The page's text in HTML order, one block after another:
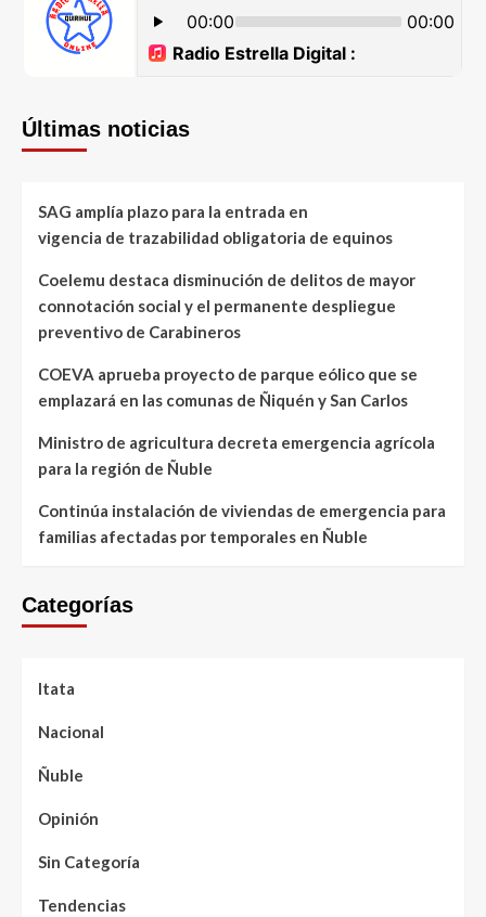
Últimas noticias
SAG amplía plazo para la entrada en
vigencia de trazabilidad obligatoria de equinos
Coelemu destaca disminución de delitos de mayor
connotación social y el permanente despliegue
preventivo de Carabineros
COEVA aprueba proyecto de parque eólico que se
emplazará en las comunas de Ñiquén y San Carlos
Ministro de agricultura decreta emergencia agrícola
para la región de Ñuble
Continúa instalación de viviendas de emergencia para
familias afectadas por temporales en Ñuble
Categorías
Itata
Nacional
Ñuble
Opinión
Sin Categoría
Tendencias